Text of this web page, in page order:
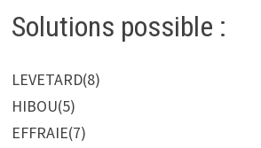
Solutions possible :
LEVETARD(8)
HIBOU(5)
EFFRAIE(7)